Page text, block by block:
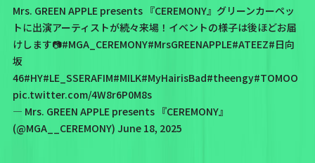
Mrs. GREEN APPLE presents 『CEREMONY』グリーンカーペッ
トに出演アーティストが続々来場！イベントの様子は後ほどお届
けします📷#MGA_CEREMONY#MrsGREENAPPLE#ATEEZ#日向
坂
46#HY#LE_SSERAFIM#MILK#MyHairisBad#theengy#TOMOO
pic.twitter.com/4W8r6P0M8s
— Mrs. GREEN APPLE presents 『CEREMONY』
(@MGA__CEREMONY) June 18, 2025